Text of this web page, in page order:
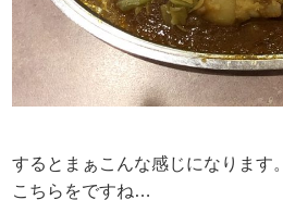
するとまぁこんな感じになります。
こちらをですね…